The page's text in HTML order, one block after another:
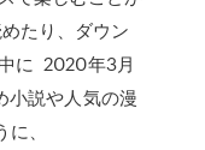
たり、ダウン
に 2020年3月
説や人気の漫
、